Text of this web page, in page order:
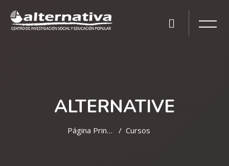
ALTERNATIVE
Página Principal Cursos